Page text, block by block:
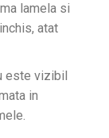
lamela si
atat
este vizibil
in